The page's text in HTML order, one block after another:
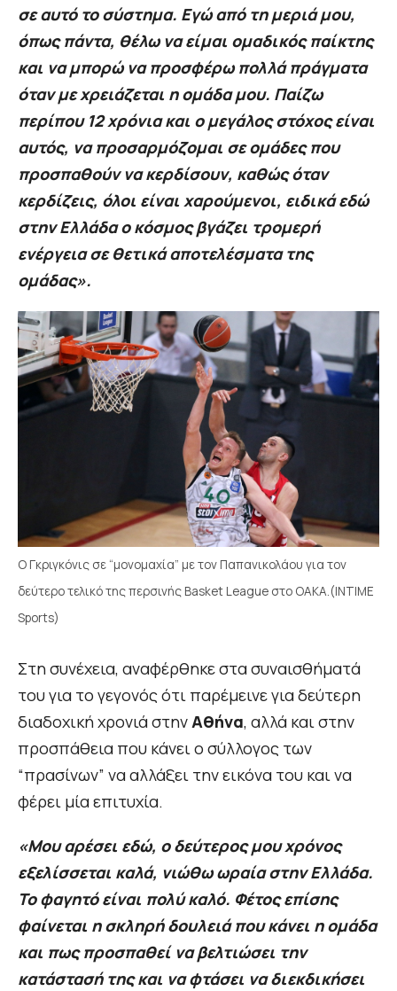
σε αυτό το σύστημα. Εγώ από τη μεριά μου,
όπως πάντα, θέλω να είμαι ομαδικός παίκτης
και να μπορώ να προσφέρω πολλά πράγματα
όταν με χρειάζεται η ομάδα μου. Παίζω
περίπου 12 χρόνια και ο μεγάλος στόχος είναι
αυτός, να προσαρμόζομαι σε ομάδες που
προσπαθούν να κερδίσουν, καθώς όταν
κερδίζεις, όλοι είναι χαρούμενοι, ειδικά εδώ
στην Ελλάδα ο κόσμος βγάζει τρομερή
ενέργεια σε θετικά αποτελέσματα της
ομάδας».
Ο Γκριγκόνις σε “μονομαχία” με τον Παπανικολάου για τον
δεύτερο τελικό της περσινής Basket League στο ΟΑΚΑ.(INTIME
Sports)
Στη συνέχεια, αναφέρθηκε στα συναισθήματά
του για το γεγονός ότι παρέμεινε για δεύτερη
διαδοχική χρονιά στηνΑθήνα, αλλά και στην
προσπάθεια που κάνει ο σύλλογος των
“πρασίνων” να αλλάξει την εικόνα του και να
φέρει μία επιτυχία.
«Μου αρέσει εδώ, ο δεύτερος μου χρόνος
εξελίσσεται καλά, νιώθω ωραία στην Ελλάδα.
Το φαγητό είναι πολύ καλό. Φέτος επίσης
φαίνεται η σκληρή δουλειά που κάνει η ομάδα
και πως προσπαθεί να βελτιώσει την
κατάστασή της και να φτάσει να διεκδικήσει